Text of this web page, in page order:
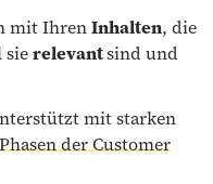
mit IhrenInhalten, die
sierelevantsind und
mit starken
Phasen der Customer